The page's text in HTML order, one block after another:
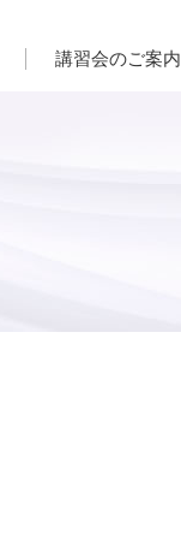
講習会のご案内